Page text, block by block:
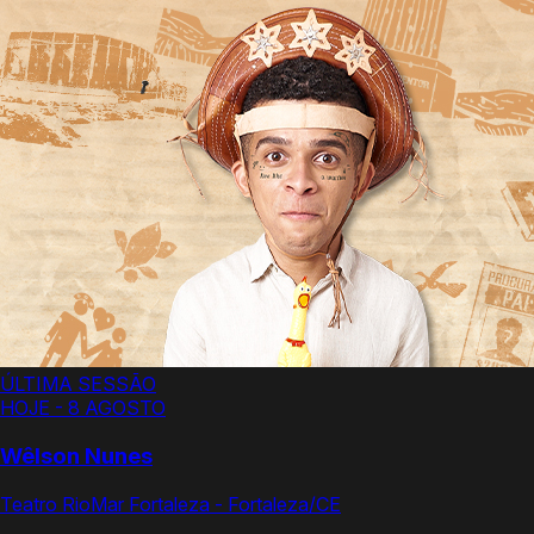
ÚLTIMA SESSÃO
HOJE - 8 AGOSTO
Wêlson Nunes
Teatro RioMar Fortaleza - Fortaleza/CE